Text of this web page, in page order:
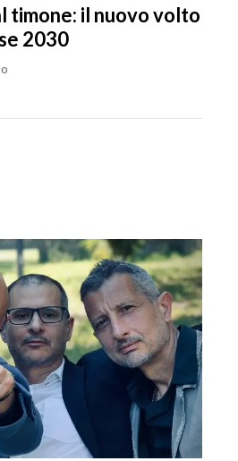
timone: il nuovo volto
2030